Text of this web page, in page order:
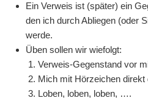
Ein Verweis ist (später) ein
den ich durch Abliegen (oder
werde.
Üben sollen wir wiefolgt:
Verweis-Gegenstand vor
Mich mit Hörzeichen
Loben, loben, loben, ….